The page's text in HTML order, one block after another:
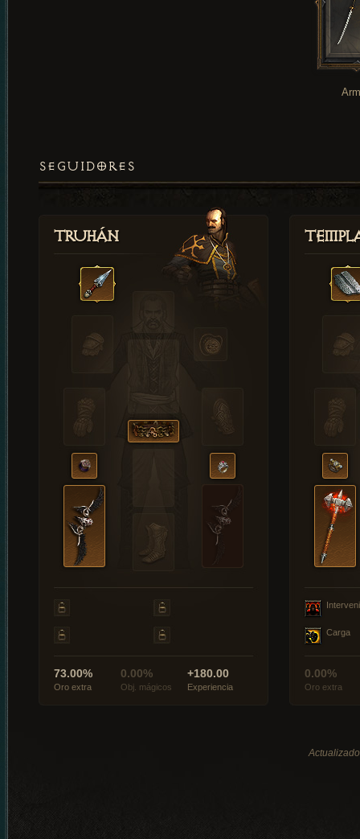
SEGUIDORES
Truhán
73.00%
Oro extra
0.00%
Obj. mágicos
+180.00
Experiencia
Carga
0.00%
Oro extra